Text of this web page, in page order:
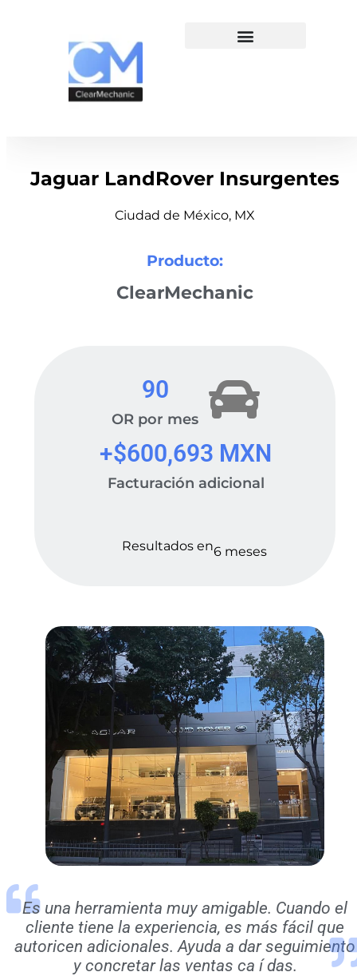
Jaguar LandRover Insurgentes
Ciudad de México, MX
Producto:
ClearMechanic
OR por mes
90
Facturación adicional
+$600,693 MXN
Resultados en6 meses
Es una herramienta muy amigable. Cuando el
cliente tiene la experiencia, es más fácil que
autoricen adicionales. Ayuda a dar seguimiento
y concretar las ventas ca í das.